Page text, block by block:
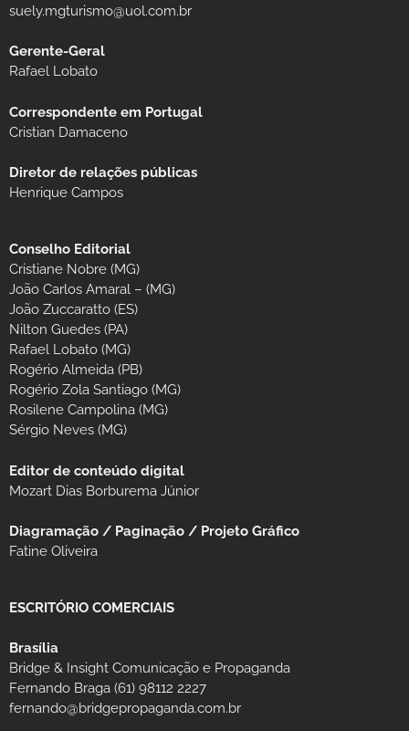
suely.mgturismo@uol.com.br
Gerente-Geral
Rafael Lobato
Correspondente em Portugal
Cristian Damaceno
Diretor de relações públicas
Henrique Campos
Conselho Editorial
Cristiane Nobre (MG)
João Carlos Amaral – (MG)
João Zuccaratto (ES)
Nilton Guedes (PA)
Rafael Lobato (MG)
Rogério Almeida (PB)
Rogério Zola Santiago (MG)
Rosilene Campolina (MG)
Sérgio Neves (MG)
Editor de conteúdo digital
Mozart Dias Borburema Júnior
Diagramação / Paginação / Projeto Gráfico
Fatine Oliveira
ESCRITÓRIO COMERCIAIS
Brasília
Bridge & Insight Comunicação e Propaganda
Fernando Braga (61) 98112 2227
fernando@bridgepropaganda.com.br